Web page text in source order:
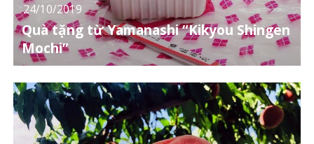
24/10/2019
Quà tặng từ Yamanashi “Kikyou Shingen
Mochi”